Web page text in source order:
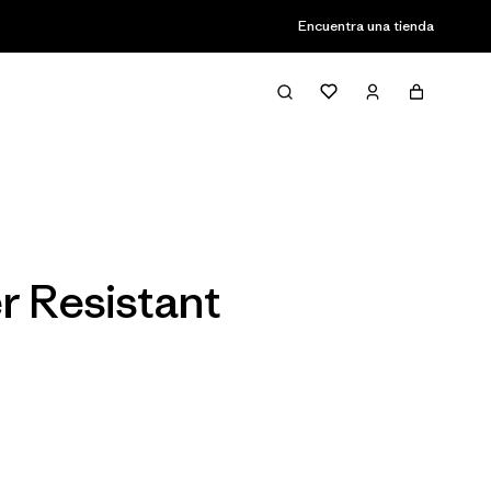
Encuentra una tienda
Filter & Sort
Resistant